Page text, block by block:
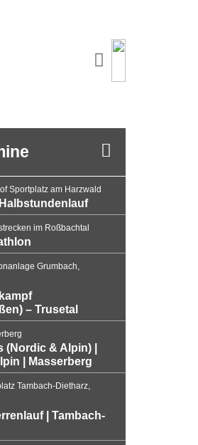
Sportplatz am Harzwald
im Roßbachtal
Grumbach,
– Trusetal
(Nordic & Alpin) |
| Masserberg
Tambach-Dietharz,
| Tambach-